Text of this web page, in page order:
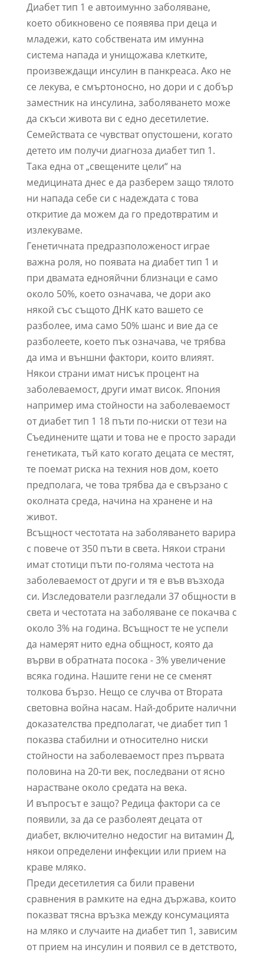
Диабет тип 1 е автоимунно заболяване,
което обикновено се появява при деца и
младежи, като собствената им имунна
система напада и унищожава клетките,
произвеждащи инсулин в панкреаса. Ако не
се лекува, е смъртоносно, но дори и с добър
заместник на инсулина, заболяването може
да скъси живота ви с едно десетилетие.
Семействата се чувстват опустошени, когато
детето им получи диагноза диабет тип 1.
Така една от „свещените цели“ на
медицината днес е да разберем защо тялото
ни напада себе си с надеждата с това
откритие да можем да го предотвратим и
излекуваме.
Генетичната предразположеност играе
важна роля, но появата на диабет тип 1 и
при двамата еднояйчни близнаци е само
около 50%, което означава, че дори ако
някой със същото ДНК като вашето се
разболее, има само 50% шанс и вие да се
разболеете, което пък означава, че трябва
да има и външни фактори, които влияят.
Някои страни имат нисък процент на
заболеваемост, други имат висок. Япония
например има стойности на заболеваемост
от диабет тип 1 18 пъти по-ниски от тези на
Съединените щати и това не е просто заради
генетиката, тъй като когато децата се местят,
те поемат риска на техния нов дом, което
предполага, че това трябва да е свързано с
околната среда, начина на хранене и на
живот.
Всъщност честотата на заболяването варира
с повече от 350 пъти в света. Някои страни
имат стотици пъти по-голяма честота на
заболеваемост от други и тя е във възхода
си. Изследователи разгледали 37 общности в
света и честотата на заболяване се покачва с
около 3% на година. Всъщност те не успели
да намерят нито една общност, която да
върви в обратната посока - 3% увеличение
всяка година. Нашите гени не се сменят
толкова бързо. Нещо се случва от Втората
световна война насам. Най-добрите налични
доказателства предполагат, че диабет тип 1
показва стабилни и относително ниски
стойности на заболеваемост през първата
половина на 20-ти век, последвани от ясно
нарастване около средата на века.
И въпросът е защо? Редица фактори са се
появили, за да се разболеят децата от
диабет, включително недостиг на витамин Д,
някои определени инфекции или прием на
краве мляко.
Преди десетилетия са били правени
сравнения в рамките на една държава, които
показват тясна връзка между консумацията
на мляко и случаите на диабет тип 1, зависим
от прием на инсулин и появил се в детството,